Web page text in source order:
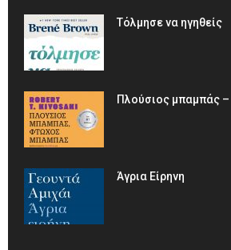
Τόλμησε να ηγηθείς
Πλούσιος μπαμπάς
Άγρια Είρηνη